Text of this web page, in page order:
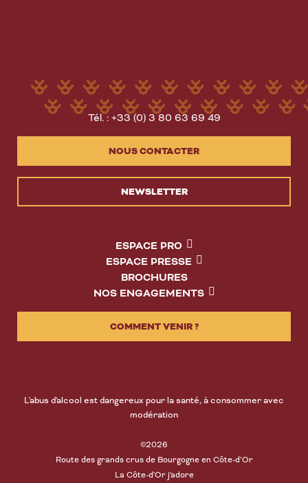
Tél. : +33 (0) 3 80 63 69 49
NOUS CONTACTER
NEWSLETTER
ESPACE PRO
ESPACE PRESSE
BROCHURES
NOS ENGAGEMENTS
COMMENT VENIR ?
L'abus d'alcool est dangereux pour la santé, à consommer avec
modération
©2026
Route des grands crus de Bourgogne en Côte-d’Or
La Côte-d'Or j'adore